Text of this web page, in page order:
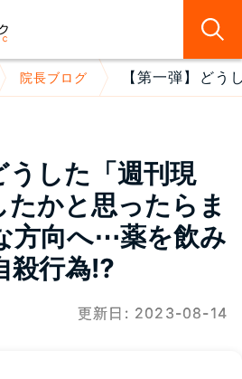
院長ブログ 【第一弾】ど
うした「週刊現
たかと思ったらま
方向へ⋯薬を飲み
殺行為⁉
更新日: 2023-08-14